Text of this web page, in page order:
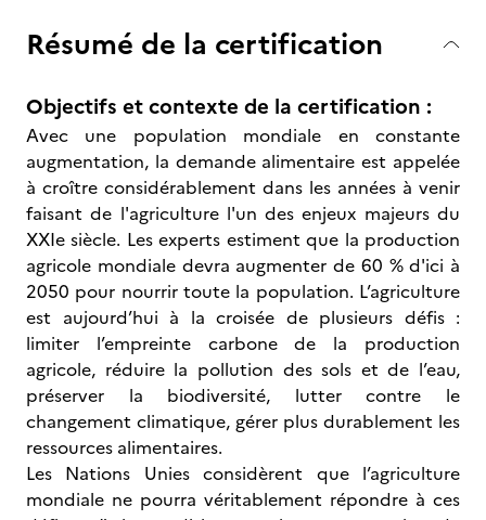
Résumé de la certification
Objectifs et contexte de la certification :
Avec une population mondiale en constante
augmentation, la demande alimentaire est appelée
à croître considérablement dans les années à venir
faisant de l'agriculture l'un des enjeux majeurs du
XXIe siècle. Les experts estiment que la production
agricole mondiale devra augmenter de 60 % d'ici à
2050 pour nourrir toute la population. L’agriculture
est aujourd’hui à la croisée de plusieurs défis :
limiter l’empreinte carbone de la production
agricole, réduire la pollution des sols et de l’eau,
préserver la biodiversité, lutter contre le
changement climatique, gérer plus durablement les
ressources alimentaires.
Les Nations Unies considèrent que l’agriculture
mondiale ne pourra véritablement répondre à ces